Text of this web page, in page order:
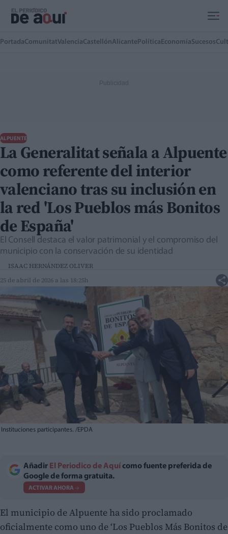
PortadaComunitatValenciaCastellónAlicante Política EconomíaSucesos
ALPUENTE
La Generalitat señala a Alpuente
como referente del interior
valenciano tras su inclusión en
la red 'Los Pueblos más Bonitos
de España'
El Consell destaca el valor patrimonial y el compromiso del
municipio con la conservación de su identidad
ISAAC HERNÁNDEZ OLIVER
25 de abril de 2026 a las 18:25h
Instituciones participantes. /EPDA
Añadir El Periodico de Aquí como fuente preferida de
Google de forma gratuita.
ACTIVAR AHORA
El municipio de Alpuente ha sido proclamado
oficialmente como uno de ‘Los Pueblos Más Bonitos de